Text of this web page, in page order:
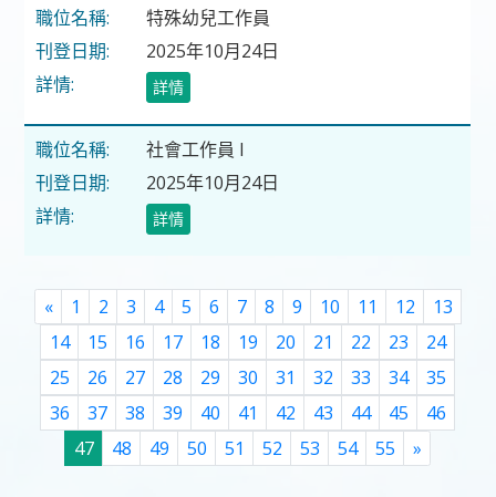
特殊幼兒工作員
2025年10月24日
詳情
社會工作員 I
2025年10月24日
詳情
«Previous
1 2 3 4 5 6 7 8 9 10 11 12
13
14
15 16 17 18 19 20 21 22 23
24
25
26 27 28 29 30 31 32 33 34
35
36
37 38 39 40 41 42 43 44 45
46
47
48 49 50 51 52 53 54 55 »Next